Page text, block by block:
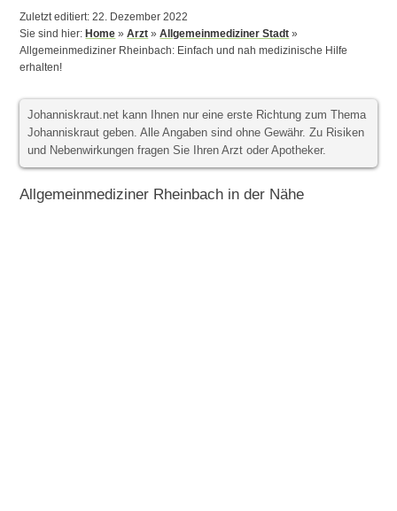
Zuletzt editiert: 22. Dezember 2022
Sie sind hier:Home »Arzt »Allgemeinmediziner Stadt »
Allgemeinmediziner Rheinbach: Einfach und nah medizinische Hilfe
erhalten!
Johanniskraut.net kann Ihnen nur eine erste Richtung zum Thema
Johanniskraut geben. Alle Angaben sind ohne Gewähr. Zu Risiken
und Nebenwirkungen fragen Sie Ihren Arzt oder Apotheker.
Allgemeinmediziner Rheinbach in der Nähe